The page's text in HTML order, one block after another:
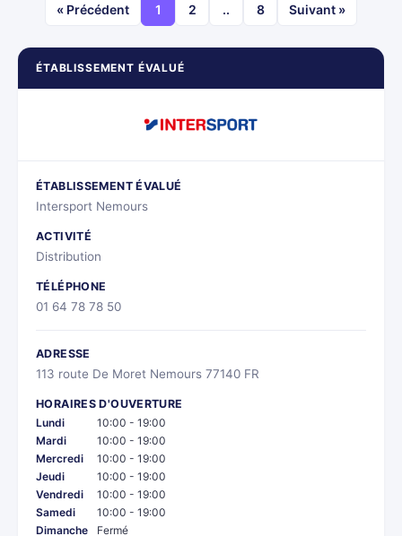
ÉTABLISSEMENT ÉVALUÉ
ÉTABLISSEMENT ÉVALUÉ
Intersport Nemours
ACTIVITÉ
Distribution
TÉLÉPHONE
01 64 78 78 50
ADRESSE
113 route De Moret Nemours 77140 FR
HORAIRES D'OUVERTURE
Lundi
10:00 - 19:00
Mardi
10:00 - 19:00
Mercredi
10:00 - 19:00
Jeudi
10:00 - 19:00
Vendredi
10:00 - 19:00
Samedi
10:00 - 19:00
Dimanche
Fermé
« Précédent 1 2 .. 8 Suivant »